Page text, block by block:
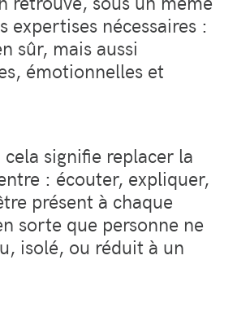
expertises nécessaires :
sûr, mais aussi
émotionnelles et
signifie replacer la
: écouter, expliquer,
présent à chaque
sorte que personne ne
isolé, ou réduit à un